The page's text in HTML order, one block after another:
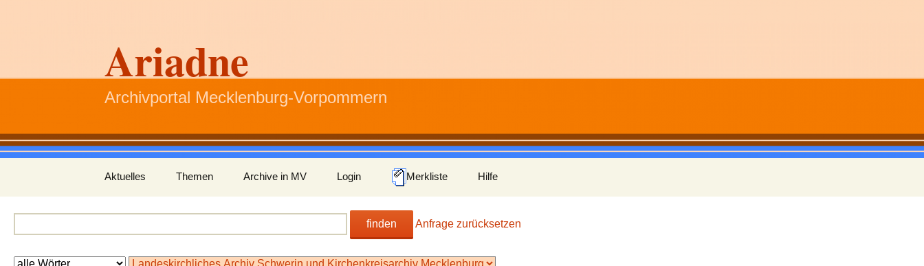
Ariadne
Archivportal Mecklenburg-Vorpommern
Inhalt
springen
Aktuelles Themen Archive in MV Login Merkliste Hilfe
finden Anfrage zurücksetzen